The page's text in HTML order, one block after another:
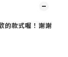
的款式喔！謝謝